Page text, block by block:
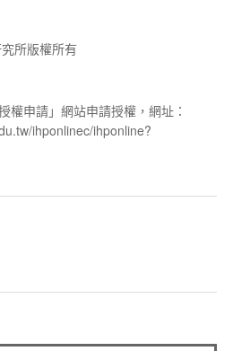
所版權所有
權申請」網站申請授權，網址：
ihponlinec/ihponline?